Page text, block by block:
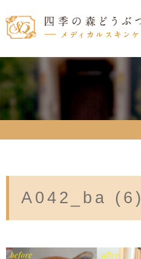
A042_ba (6)